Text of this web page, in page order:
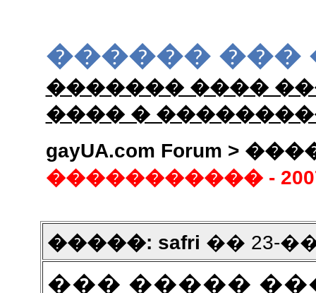
������ ���
������� ����
���� �
gayUA.com Forum >
����������� -
�����: safri �� 23-
��� �����